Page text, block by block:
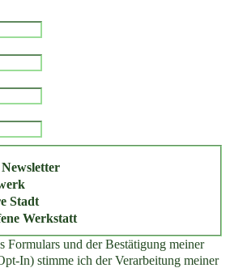
Stadt
Werkstatt
Formulars und der Bestätigung meiner
In) stimme ich der Verarbeitung meiner